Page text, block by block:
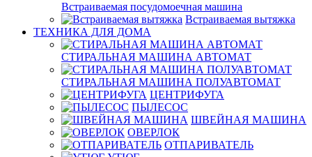
Встраиваемая посудомоечная машина
Встраиваемая вытяжка
ТЕХНИКА ДЛЯ ДОМА
СТИРАЛЬНАЯ МАШИНА АВТОМАТ
СТИРАЛЬНАЯ МАШИНА ПОЛУАВТОМАТ
ЦЕНТРИФУГА
ПЫЛЕСОС
ШВЕЙНАЯ МАШИНА
ОВЕРЛОК
ОТПАРИВАТЕЛЬ